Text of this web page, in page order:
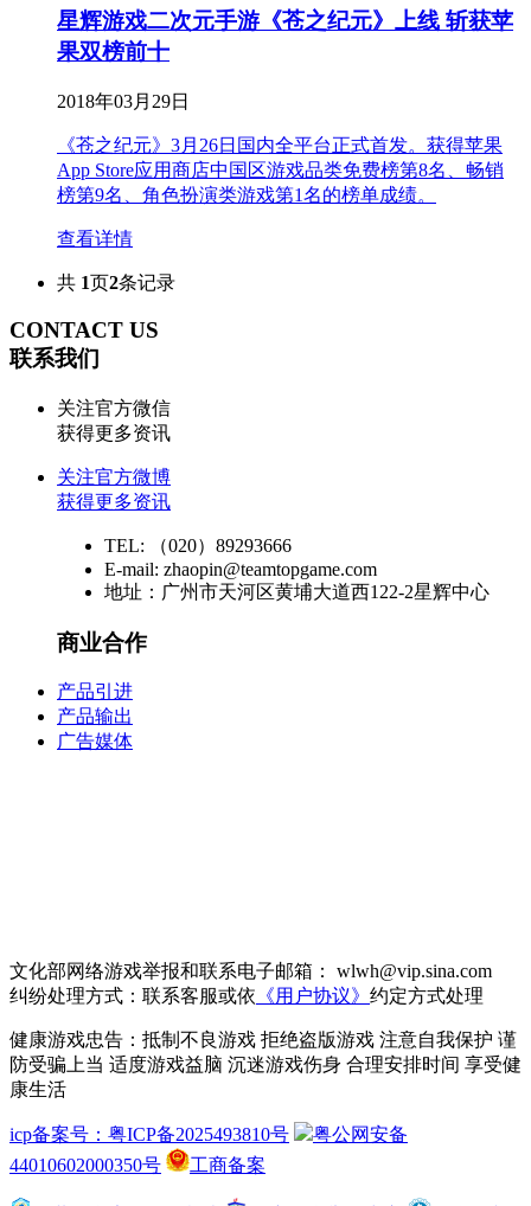
星辉游戏二次元手游《苍之纪元》上线 斩获苹
果双榜前十
2018年03月29日
《苍之纪元》3月26日国内全平台正式首发。获得苹果
App Store应用商店中国区游戏品类免费榜第8名、畅销
榜第9名、角色扮演类游戏第1名的榜单成绩。
查看详情
共 1页2条记录
CONTACT US
联系我们
关注官方微信
获得更多资讯
关注官方微博
获得更多资讯
TEL: （020）89293666
E-mail: zhaopin@teamtopgame.com
地址：广州市天河区黄埔大道西122-2星辉中心
商业合作
产品引进
产品输出
广告媒体
文化部网络游戏举报和联系电子邮箱： wlwh@vip.sina.com
纠纷处理方式：联系客服或依 《用户协议》 约定方式处理
健康游戏忠告：抵制不良游戏 拒绝盗版游戏 注意自我保护 谨
防受骗上当 适度游戏益脑 沉迷游戏伤身 合理安排时间 享受健
康生活
icp备案号：粤ICP备2025493810号
粤公网安备
44010602000350号
工商备案